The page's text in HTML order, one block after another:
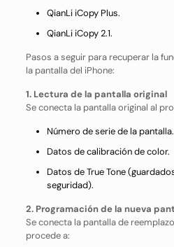
QianLi iCopy Plus.
QianLi iCopy 2.1.
Pasos a seguir para recuperar la
la pantalla del iPhone:
1. Lectura de la pantalla original
Se conecta la pantalla original al
Número de serie de la pantalla.
Datos de calibración de color.
Datos de True Tone
seguridad).
2. Programación de la nueva
Se conecta la pantalla de
procede a: